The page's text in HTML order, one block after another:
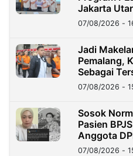
Jakarta
07/08/2026 -
Jadi
Pemalang,
Sebagai
07/08/2026 -
Sosok
Pasien
Anggota
Lukman
07/08/2026 -